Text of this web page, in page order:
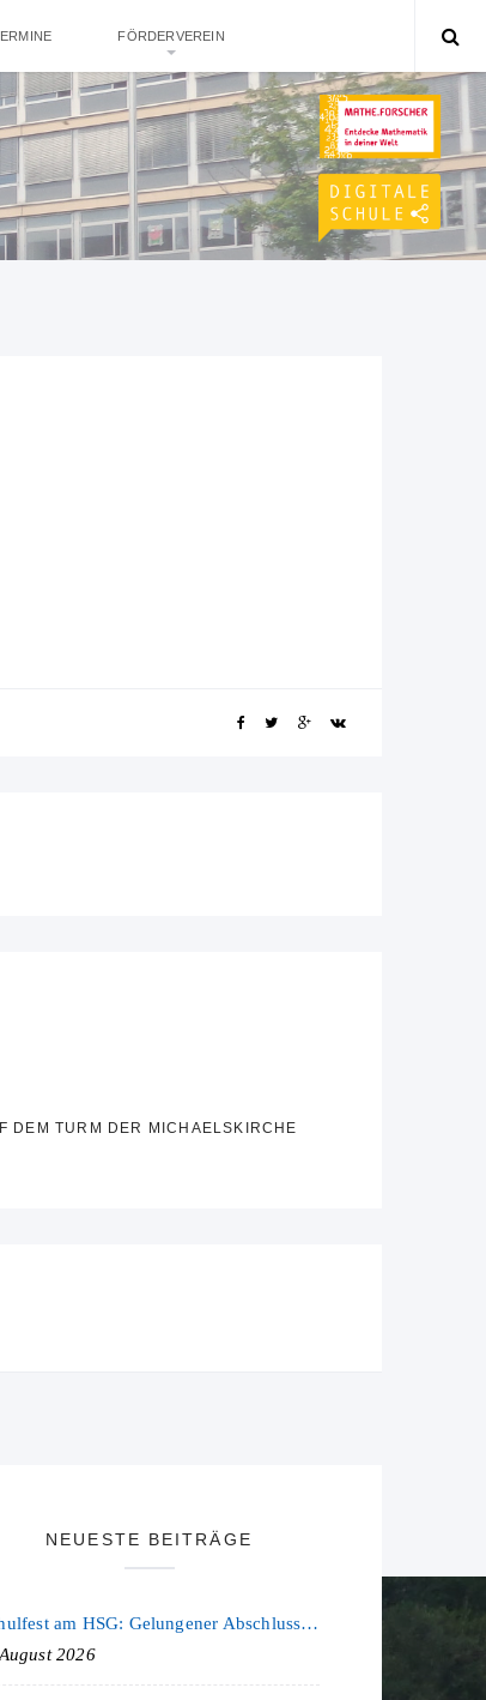
FÖRDERVEREIN
DEM TURM DER MICHAELSKIRCHE
NEUESTE BEITRÄGE
Schulfest am HSG: Gelungener Abschluss eines ereignisreichen Schuljahres
2026